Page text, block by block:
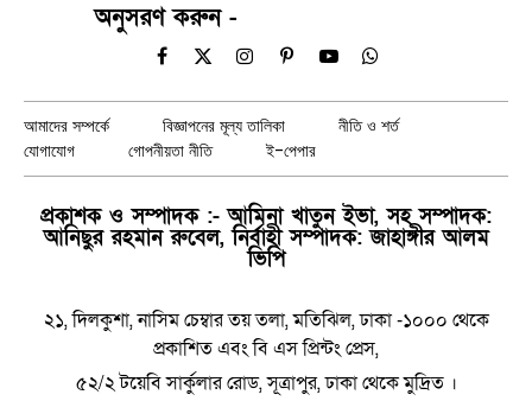
অনুসরণ করুন -
Facebook
X
InstagramPinterestYouTubeWhatsApp
আমাদের সম্পর্কে বিজ্ঞাপনের মূল্য তালিকা
নীতি ও শর্ত
যোগাযোগ
গোপনীয়তা নীতি ই-পেপার
প্রকাশক ও সম্পাদক :- আমিনা খাতুন ইভা, সহ সম্পাদক:
আনিছুর রহমান রুবেল, নির্বাহী সম্পাদক: জাহাঙ্গীর আলম
ভিপি
২১, দিলকুশা, নাসিম চেম্বার তয় তলা, মতিঝিল, ঢাকা -১০০০ থেকে
প্রকাশিত এবং বি এস প্রিন্টং প্রেস,
৫২/২ টয়েবি সার্কুলার রোড, সূত্রাপুর, ঢাকা থেকে মুদ্রিত ।